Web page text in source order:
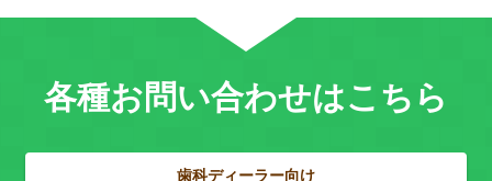
各種お問い合わせはこちら
歯科ディーラー向け